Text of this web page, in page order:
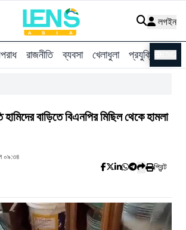
লগইন
রাজনীতি ব্যবসা খেলাধুলা প্রযুক্তি
হামিদের বাড়িতে বিএনপির মিছিল থেকে হামলা
০৯:৩৪
প্রিন্ট